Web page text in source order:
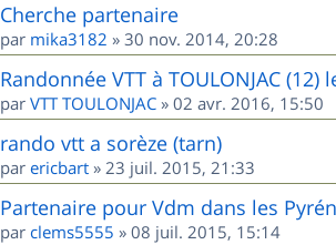
Cherche partenaire
par mika3182 » 30 nov. 2014, 20:28
Randonnée VTT à TOULONJAC (12)
par VTT TOULONJAC » 02 avr. 2016, 15:50
rando vtt a sorèze (tarn)
par ericbart » 23 juil. 2015, 21:33
Partenaire pour Vdm dans les
par clems5555 » 08 juil. 2015, 15:14